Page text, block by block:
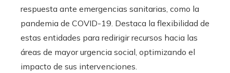
respuesta ante emergencias sanitarias, como la
pandemia de COVID-19. Destaca la flexibilidad de
estas entidades para redirigir recursos hacia las
áreas de mayor urgencia social, optimizando el
impacto de sus intervenciones.